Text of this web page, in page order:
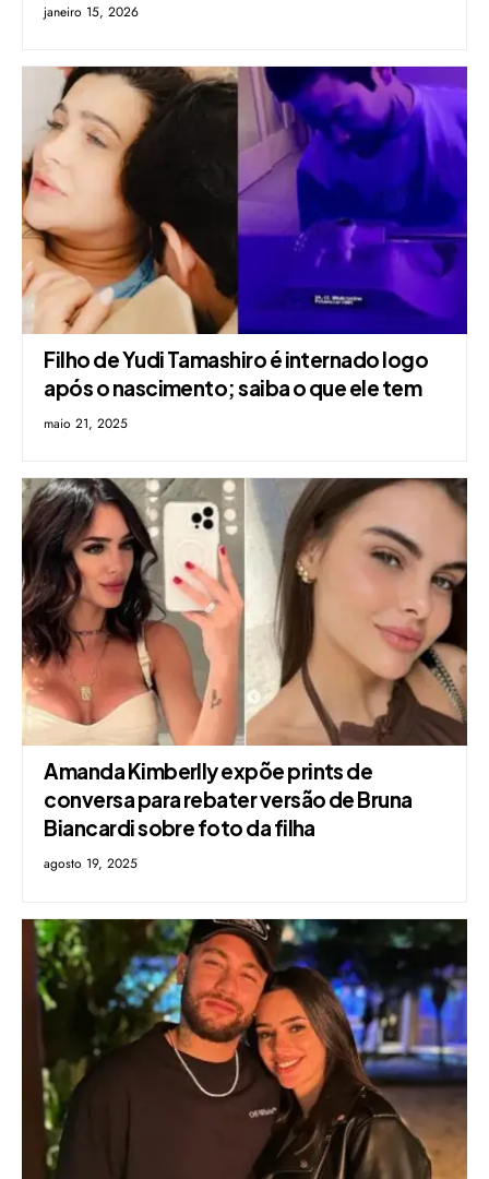
janeiro 15, 2026
Filho de Yudi Tamashiro é internado logo
após o nascimento; saiba o que ele tem
maio 21, 2025
Amanda Kimberlly expõe prints de
conversa para rebater versão de Bruna
Biancardi sobre foto da filha
agosto 19, 2025